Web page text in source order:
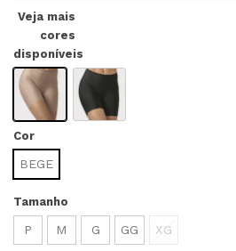
Veja mais
cores
disponíveis
Cor
BEGE
Tamanho
P M G GG XG